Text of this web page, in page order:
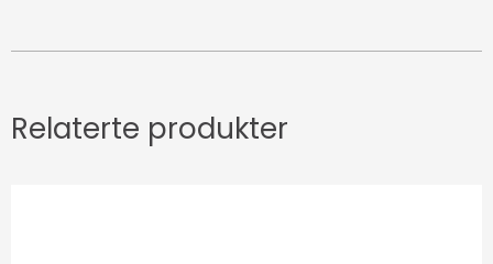
Relaterte produkter